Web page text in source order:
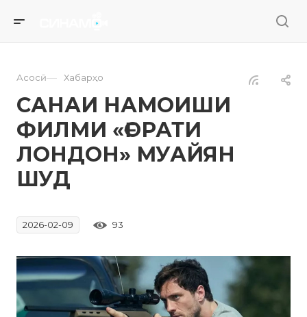
Асосӣ — Хабарҳо
САНАИ НАМОИШИ
ФИЛМИ «ҒОРАТИ
ЛОНДОН» МУАЙЯН
ШУД
2026-02-09 93